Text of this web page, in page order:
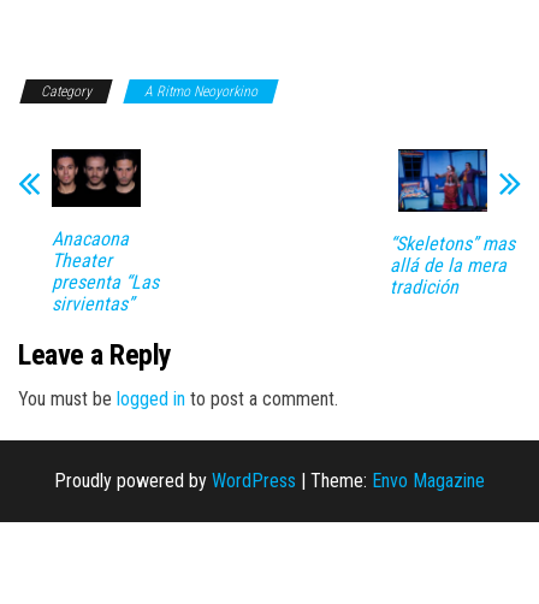
Category A Ritmo Neoyorkino
Anacaona
Theater
presenta “Las
sirvientas”
“Skeletons” mas
allá de la mera
tradición
Leave a Reply
You must be logged in to post a comment.
Proudly powered by WordPress | Theme: Envo Magazine